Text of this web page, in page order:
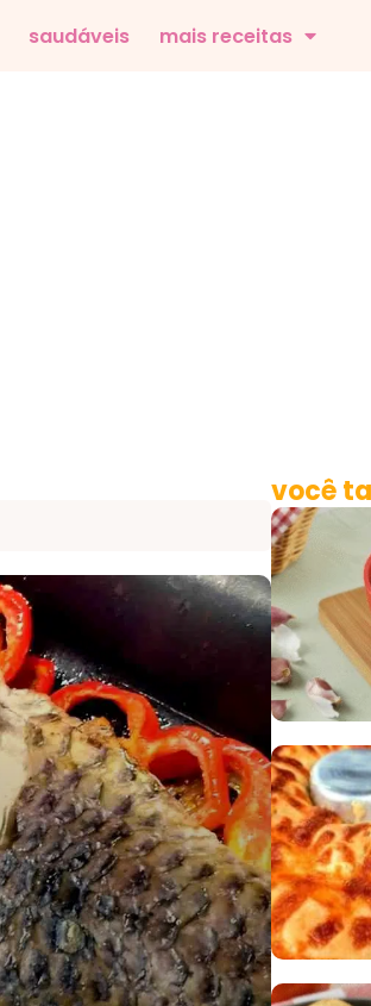
saudáveis mais receitas
você